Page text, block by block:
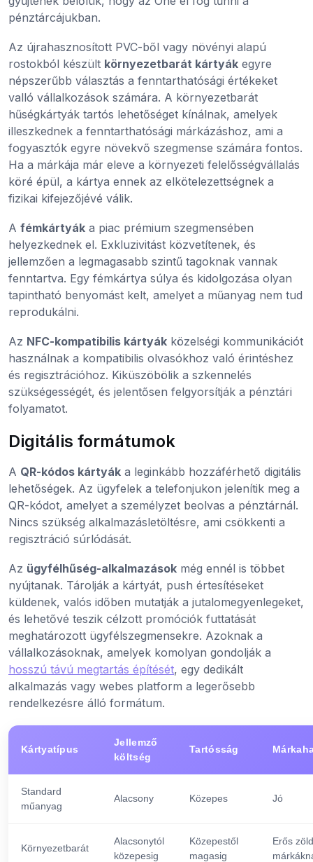
pénztárcájukban.
Az újrahasznosított PVC-ből vagy növényi alapú
rostokból készült környezetbarát kártyák egyre
népszerűbb választás a fenntarthatósági értékeket
valló vállalkozások számára. A környezetbarát
hűségkártyák tartós lehetőséget kínálnak, amelyek
illeszkednek a fenntarthatósági márkázáshoz, ami a
fogyasztók egyre növekvő szegmense számára fontos.
Ha a márkája már eleve a környezeti felelősségvállalás
köré épül, a kártya ennek az elkötelezettségnek a
fizikai kifejezőjévé válik.
A fémkártyák a piac prémium szegmensében
helyezkednek el. Exkluzivitást közvetítenek, és
jellemzően a legmagasabb szintű tagoknak vannak
fenntartva. Egy fémkártya súlya és kidolgozása olyan
tapintható benyomást kelt, amelyet a műanyag nem tud
reprodukálni.
Az NFC-kompatibilis kártyák közelségi kommunikációt
használnak a kompatibilis olvasókhoz való érintéshez
és regisztrációhoz. Kiküszöbölik a szkennelés
szükségességét, és jelentősen felgyorsítják a pénztári
folyamatot.
Digitális formátumok
A QR-kódos kártyák a leginkább hozzáférhető digitális
lehetőségek. Az ügyfelek a telefonjukon jelenítik meg a
QR-kódot, amelyet a személyzet beolvas a pénztárnál.
Nincs szükség alkalmazásletöltésre, ami csökkenti a
regisztráció súrlódását.
Az ügyfélhűség-alkalmazások még ennél is többet
nyújtanak. Tárolják a kártyát, push értesítéseket
küldenek, valós időben mutatják a jutalomegyenlegeket,
és lehetővé teszik célzott promóciók futtatását
meghatározott ügyfélszegmensekre. Azoknak a
vállalkozásoknak, amelyek komolyan gondolják a
hosszú távú megtartás építését, egy dedikált
alkalmazás vagy webes platform a legerősebb
rendelkezésre álló formátum.
Kártyatípus
Jellemző
költség
Tartósság
Standard
műanyag
Alacsony Közepes Jó
Környezetbarát
Alacsonytól
közepesig
Közepestől
magasig
Erős zöld